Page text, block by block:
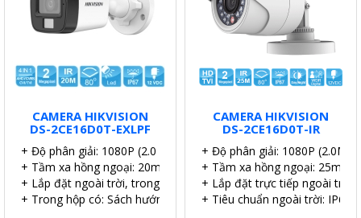
CAMERA HIKVISION
DS-2CE16D0T-EXLPF
+ Độ phân giải: 1080P (2.0 MP).
+ Tầm xa hồng ngoại: 20m.
+ Lắp đặt ngoài trời, trong nhà.
+ Trong hộp có: Sách hướng dẫn, Ốc vít tắc kê.
CAMERA HIKVISION
DS-2CE16D0T-IR
+ Độ phân giải: 1080P (2.0MP).
+ Tầm xa hồng ngoại: 25m.
+ Lắp đặt trực tiếp ngoài trời.
+ Tiêu chuẩn ngoài trời: IP67.